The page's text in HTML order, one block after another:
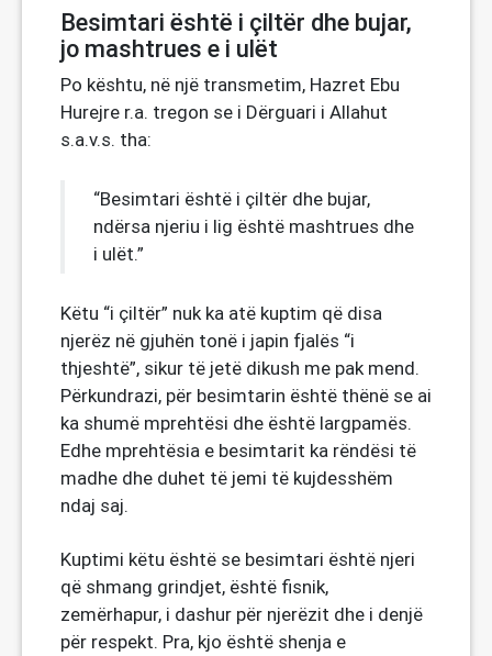
Besimtari është i çiltër dhe bujar,
jo mashtrues e i ulët
Po kështu, në një transmetim, Hazret Ebu
Hurejre r.a. tregon se i Dërguari i Allahut
s.a.v.s. tha:
“Besimtari është i çiltër dhe bujar,
ndërsa njeriu i lig është mashtrues dhe
i ulët.”
Këtu “i çiltër” nuk ka atë kuptim që disa
njerëz në gjuhën tonë i japin fjalës “i
thjeshtë”, sikur të jetë dikush me pak mend.
Përkundrazi, për besimtarin është thënë se ai
ka shumë mprehtësi dhe është largpamës.
Edhe mprehtësia e besimtarit ka rëndësi të
madhe dhe duhet të jemi të kujdesshëm
ndaj saj.
Kuptimi këtu është se besimtari është njeri
që shmang grindjet, është fisnik,
zemërhapur, i dashur për njerëzit dhe i denjë
për respekt. Pra, kjo është shenja e